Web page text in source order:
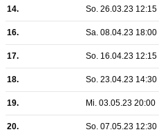
14. So. 26.03.23 12:15
16. Sa. 08.04.23 18:00
17. So. 16.04.23 12:15
18. So. 23.04.23 14:30
19. Mi. 03.05.23 20:00
20. So. 07.05.23 12:30